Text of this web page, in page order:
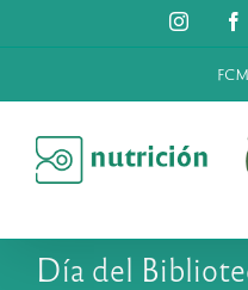
al
FCM
Día del